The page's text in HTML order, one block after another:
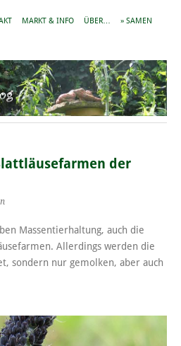
MARKT & INFO ÜBER… » SAMEN
der
Massentierhaltung, auch die
Allerdings werden die
sondern nur gemolken, aber auch